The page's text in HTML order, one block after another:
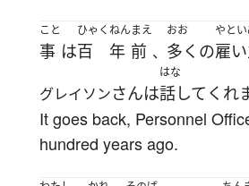
こと
事 は
ひゃく
百
ねん
年
まえ
前 、
おお
多く の
やと
雇
グレイソンさんは
はな
話して くれ
It goes back, Personnel
hundred years ago.